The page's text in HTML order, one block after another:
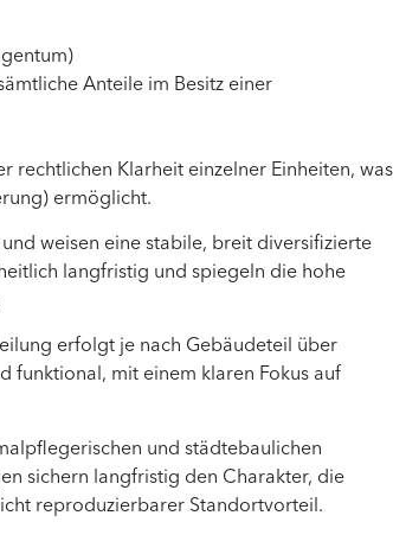
Anteile im Besitz einer
rechtlichen Klarheit einzelner Einheiten, was
ermöglicht.
weisen eine stabile, breit diversifizierte
langfristig und spiegeln die hohe
erfolgt je nach Gebäudeteil über
funktional, mit einem klaren Fokus auf
und städtebaulichen
sichern langfristig den Charakter, die
reproduzierbarer Standortvorteil.